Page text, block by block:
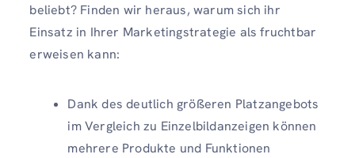
beliebt? Finden wir heraus, warum sich ihr
Einsatz in Ihrer Marketingstrategie als fruchtbar
erweisen kann:
Dank des deutlich größeren Platzangebots
im Vergleich zu Einzelbildanzeigen können
mehrere Produkte und Funktionen